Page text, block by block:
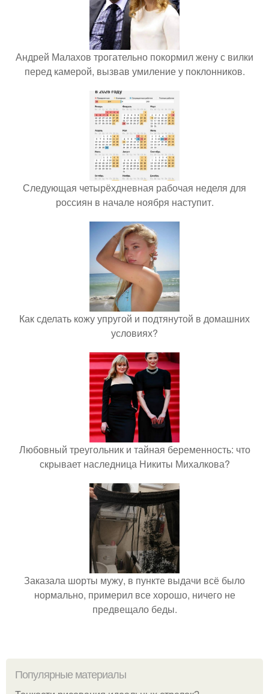
Андрей Малахов трогательно покормил жену с вилки
перед камерой, вызвав умиление у поклонников.
Следующая четырёхдневная рабочая неделя для
россиян в начале ноября наступит.
Как сделать кожу упругой и подтянутой в домашних
условиях?
Любовный треугольник и тайная беременность: что
скрывает наследница Никиты Михалкова?
Заказала шорты мужу, в пункте выдачи всё было
нормально, примерил все хорошо, ничего не
предвещало беды.
Популярные материалы